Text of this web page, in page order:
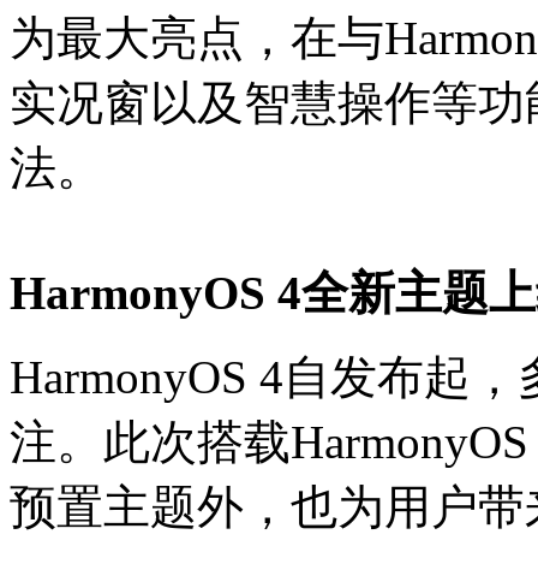
为最大亮点，在与
实况窗以及智慧操作等
法。
HarmonyOS 4全新主题
HarmonyOS 4自发布起
注。此次搭载
预置主题外，也为用户